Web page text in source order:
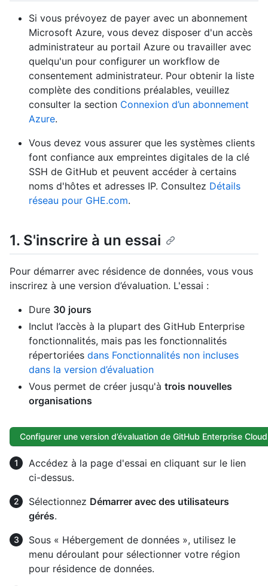
Si vous prévoyez de payer avec un abonnement
Microsoft Azure, vous devez disposer d'un accès
administrateur au portail Azure ou travailler avec
quelqu'un pour configurer un workflow de
consentement administrateur. Pour obtenir la liste
complète des conditions préalables, veuillez
consulter la section Connexion d’un abonnement
Azure.
Vous devez vous assurer que les systèmes clients
font confiance aux empreintes digitales de la clé
SSH de GitHub et peuvent accéder à certains
noms d'hôtes et adresses IP. Consultez Détails
réseau pour GHE.com.
1. S'inscrire à un essai
Pour démarrer avec résidence de données, vous vous
inscrirez à une version d’évaluation. L'essai :
Dure 30 jours
Inclut l’accès à la plupart des GitHub Enterprise
fonctionnalités, mais pas les fonctionnalités
répertoriées dans Fonctionnalités non incluses
dans la version d’évaluation
Vous permet de créer jusqu'à trois nouvelles
organisations
Configurer une version d’évaluation de GitHub Enterprise Cloud
Accédez à la page d'essai en cliquant sur le lien
ci-dessus.
Sélectionnez Démarrer avec des utilisateurs
gérés.
Sous « Hébergement de données », utilisez le
menu déroulant pour sélectionner votre région
pour résidence de données.